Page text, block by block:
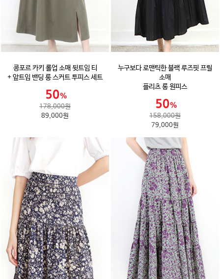
콩포르 카키 롤업 소매 뒷트임 티
+ 앞트임 밴딩 롱 스커트 투피스 세트
178,000원
89,000원
누구보다 로맨틱한 블랙 루즈핏 프릴
소매
플리츠 롱 원피스
158,000원
79,000원